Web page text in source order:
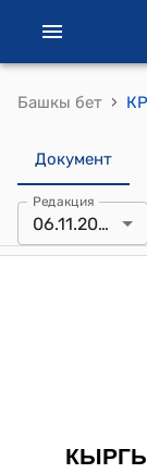
Башкы бет ›
Документ
Редакция
06.11.2012